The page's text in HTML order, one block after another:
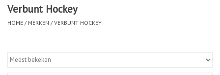
Verbunt Hockey
HOME / MERKEN /VERBUNT HOCKEY